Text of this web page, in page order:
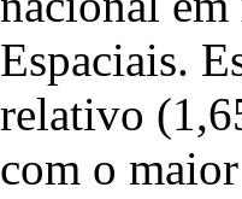
Espaciais.
relativo
com o